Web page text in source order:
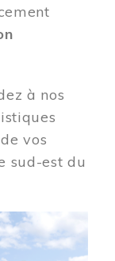
à nos
vos
sud-est du